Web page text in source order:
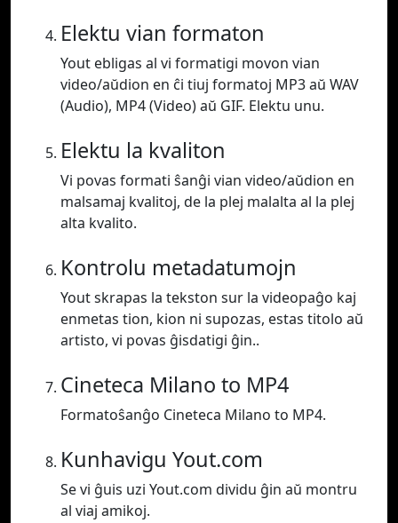
Elektu vian formaton
Yout ebligas al vi formatigi movon vian
video/aŭdion en ĉi tiuj formatoj MP3 aŭ WAV
(Audio), MP4 (Video) aŭ GIF. Elektu unu.
Elektu la kvaliton
Vi povas formati ŝanĝi vian video/aŭdion en
malsamaj kvalitoj, de la plej malalta al la plej
alta kvalito.
Kontrolu metadatumojn
Yout skrapas la tekston sur la videopaĝo kaj
enmetas tion, kion ni supozas, estas titolo aŭ
artisto, vi povas ĝisdatigi ĝin..
Cineteca Milano to MP4
Formatoŝanĝo Cineteca Milano to MP4.
Kunhavigu Yout.com
Se vi ĝuis uzi Yout.com dividu ĝin aŭ montru
al viaj amikoj.